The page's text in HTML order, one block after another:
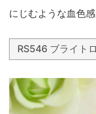
にじむような血色
RS546 ブライト